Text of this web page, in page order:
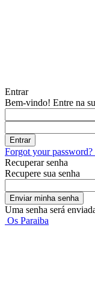
Entrar
Bem-vindo! Entre na
Forgot your password?
Recuperar senha
Recupere sua senha
Uma senha será
Os Paraiba